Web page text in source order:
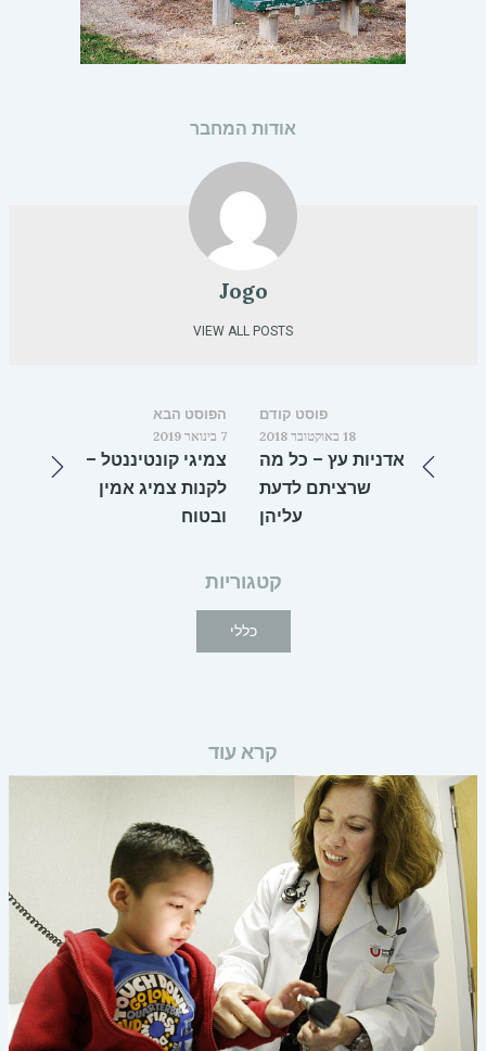
אודות המחבר
Jogo
VIEW ALL POSTS
פוסט קודם
18 באוקטובר 2018
אדניות עץ – כל מה
שרציתם לדעת
עליהן
הפוסט הבא
7 בינואר 2019
צמיגי קונטיננטל –
לקנות צמיג אמין
ובטוח
קטגוריות
כללי
קרא עוד